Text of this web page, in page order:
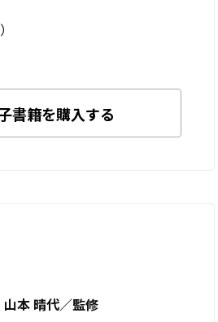
書籍を購入する
本 晴代／監修